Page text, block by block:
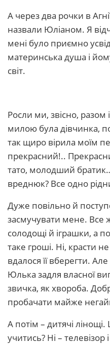
А через два рочки в
назвали Юліаном. Я
мені було приємно
материнська душа і
світ.
Росли ми, звісно,
милою була дівчинка,
так щиро вірила моїм
прекрасний!..
тато, молодший
вреднюк? Все одно
Дуже повільно й
засмучувати мене. Все
солодощі й іграшки, а
таке гроші. Ні, красти
вдалося її вберегти.
Юлька задля власної
звичка, як хвороба.
пробачати майже
А потім – дитячі
учитись? Ні – телевізор